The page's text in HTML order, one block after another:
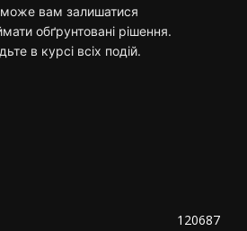
вам залишатися
обґрунтовані рішення.
в курсі всіх подій.
120687